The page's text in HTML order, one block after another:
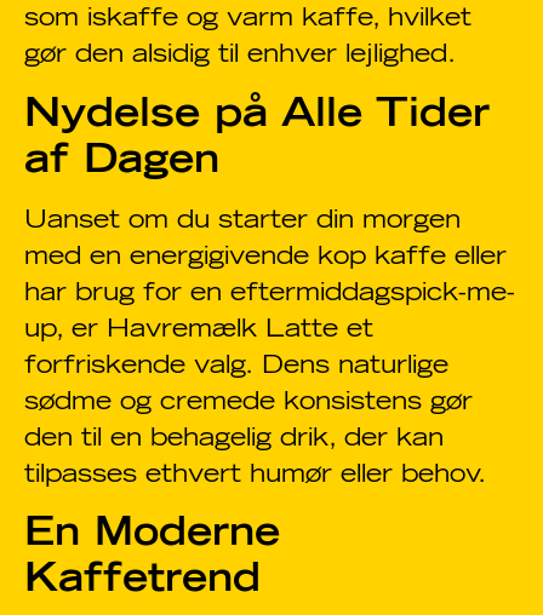
som iskaffe og varm kaffe, hvilket
gør den alsidig til enhver lejlighed.
Nydelse på Alle Tider
af Dagen
Uanset om du starter din morgen
med en energigivende kop kaffe eller
har brug for en eftermiddagspick-me-
up, er Havremælk Latte et
forfriskende valg. Dens naturlige
sødme og cremede konsistens gør
den til en behagelig drik, der kan
tilpasses ethvert humør eller behov.
En Moderne
Kaffetrend